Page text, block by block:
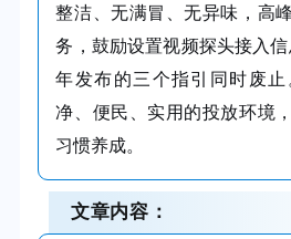
整洁、无满冒、无异味，高
务，鼓励设置视频探头接入
年发布的三个指引同时废
净、便民、实用的投放环境
习惯养成。
文章内容：